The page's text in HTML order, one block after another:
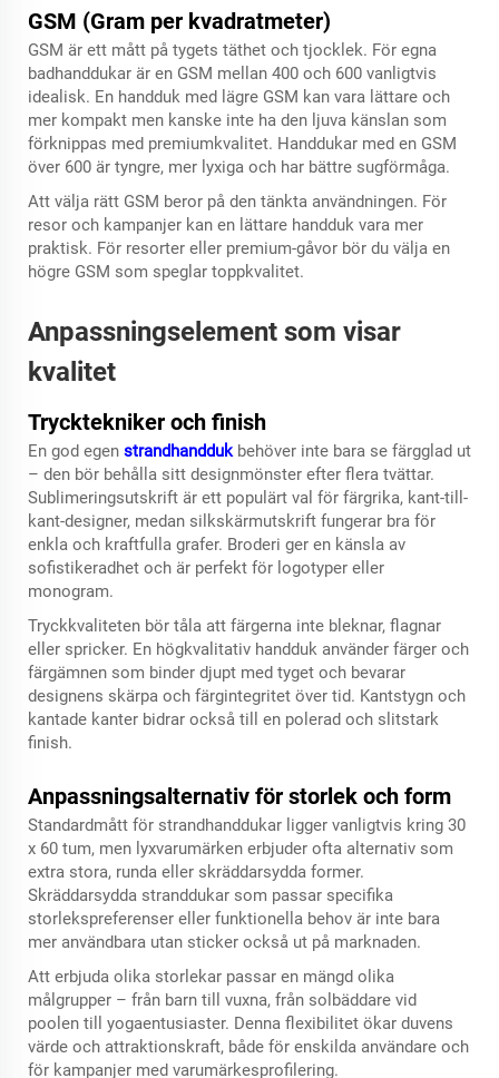
GSM (Gram per kvadratmeter)
GSM är ett mått på tygets täthet och tjocklek. För egna
badhanddukar är en GSM mellan 400 och 600 vanligtvis
idealisk. En handduk med lägre GSM kan vara lättare och
mer kompakt men kanske inte ha den ljuva känslan som
förknippas med premiumkvalitet. Handdukar med en GSM
över 600 är tyngre, mer lyxiga och har bättre sugförmåga.
Att välja rätt GSM beror på den tänkta användningen. För
resor och kampanjer kan en lättare handduk vara mer
praktisk. För resorter eller premium-gåvor bör du välja en
högre GSM som speglar toppkvalitet.
Anpassningselement som visar
kvalitet
Trycktekniker och finish
En god egen strandhandduk behöver inte bara se färgglad ut
– den bör behålla sitt designmönster efter flera tvättar.
Sublimeringsutskrift är ett populärt val för färgrika, kant-till-
kant-designer, medan silkskärmutskrift fungerar bra för
enkla och kraftfulla grafer. Broderi ger en känsla av
sofistikeradhet och är perfekt för logotyper eller
monogram.
Tryckkvaliteten bör tåla att färgerna inte bleknar, flagnar
eller spricker. En högkvalitativ handduk använder färger och
färgämnen som binder djupt med tyget och bevarar
designens skärpa och färgintegritet över tid. Kantstygn och
kantade kanter bidrar också till en polerad och slitstark
finish.
Anpassningsalternativ för storlek och form
Standardmått för strandhanddukar ligger vanligtvis kring 30
x 60 tum, men lyxvarumärken erbjuder ofta alternativ som
extra stora, runda eller skräddarsydda former.
Skräddarsydda stranddukar som passar specifika
storlekspreferenser eller funktionella behov är inte bara
mer användbara utan sticker också ut på marknaden.
Att erbjuda olika storlekar passar en mängd olika
målgrupper – från barn till vuxna, från solbäddare vid
poolen till yogaentusiaster. Denna flexibilitet ökar duvens
värde och attraktionskraft, både för enskilda användare och
för kampanjer med varumärkesprofilering.